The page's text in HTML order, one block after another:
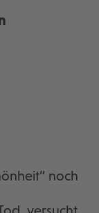
noch